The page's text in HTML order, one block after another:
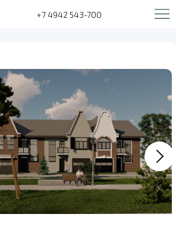
+7 4942 543-700